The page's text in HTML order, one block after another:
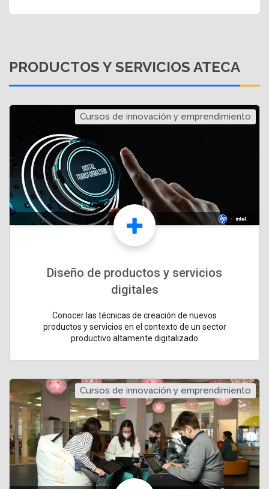
PRODUCTOS Y SERVICIOS ATECA
Cursos de innovación y emprendimiento
Diseño de productos y servicios
digitales
Conocer las técnicas de creación de nuevos
productos y servicios en el contexto de un sector
productivo altamente digitalizado
Cursos de innovación y emprendimiento